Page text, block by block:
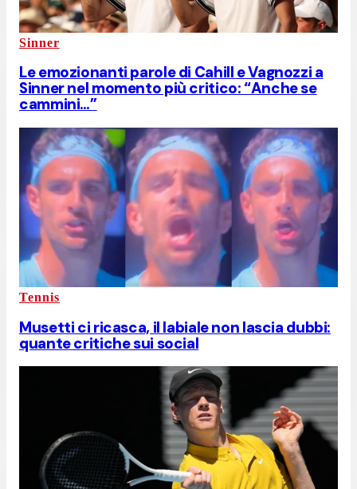
Sinner
Le emozionanti parole di Cahill e Vagnozzi a
Sinner nel momento più critico: “Anche se
cammini…”
Tennis
Musetti ci ricasca, il labiale non lascia dubbi:
quante critiche sui social